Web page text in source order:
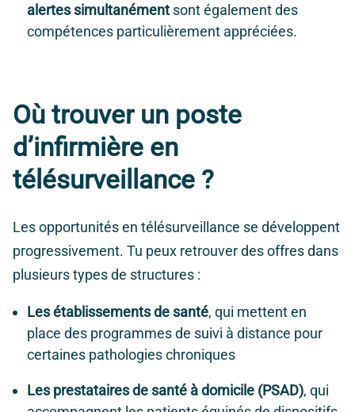
alertes simultanément sont également des
compétences particulièrement appréciées.
Où trouver un poste
d’infirmière en
télésurveillance ?
Les opportunités en télésurveillance se développent
progressivement. Tu peux retrouver des offres dans
plusieurs types de structures :
Les établissements de santé, qui mettent en
place des programmes de suivi à distance pour
certaines pathologies chroniques
Les prestataires de santé à domicile (PSAD), qui